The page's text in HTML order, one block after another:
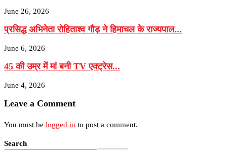
June 26, 2026
प्रसिद्ध अभिनेता रोहिताश्व गौड़ ने हिमाचल के राज्यपाल...
June 6, 2026
45 की उम्र में मां बनी TV एक्ट्रेस...
June 4, 2026
Leave a Comment
You must be logged in to post a comment.
Search